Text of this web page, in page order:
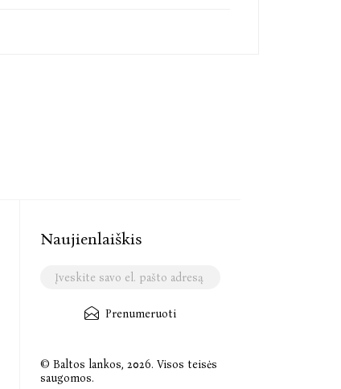
Naujienlaiškis
Prenumeruoti
© Baltos lankos, 2026. Visos teisės
saugomos.